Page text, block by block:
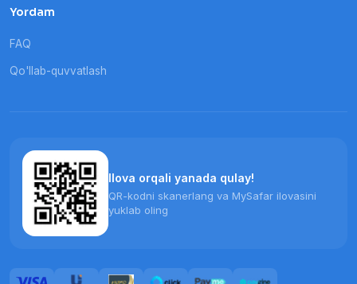
Yordam
FAQ
Qo'llab-quvvatlash
Ilova orqali yanada qulay!
QR-kodni skanerlang va MySafar ilovasini
yuklab oling